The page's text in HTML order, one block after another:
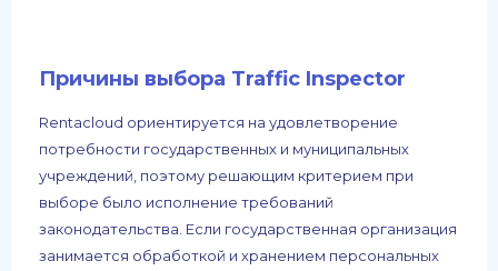
Причины выбора Traffic Inspector
Rentacloud ориентируется на удовлетворение
потребности государственных и муниципальных
учреждений, поэтому решающим критерием при
выборе было исполнение требований
законодательства. Если государственная организация
занимается обработкой и хранением персональных